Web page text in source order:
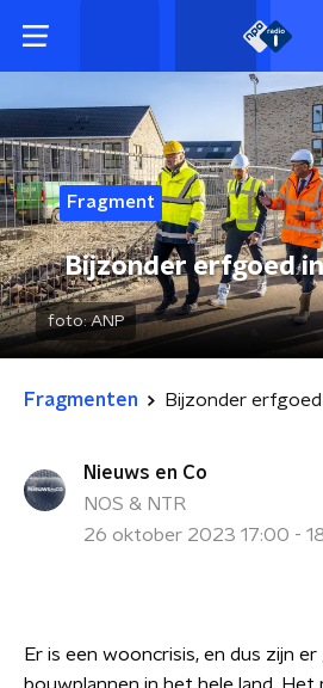
Fragment
Bijzonder erfgoed
foto:ANP
Fragmenten Bijzonder
Nieuws en Co
NOS & NTR
26 oktober 2023 17:00 -
Er is een wooncrisis, en dus zijn